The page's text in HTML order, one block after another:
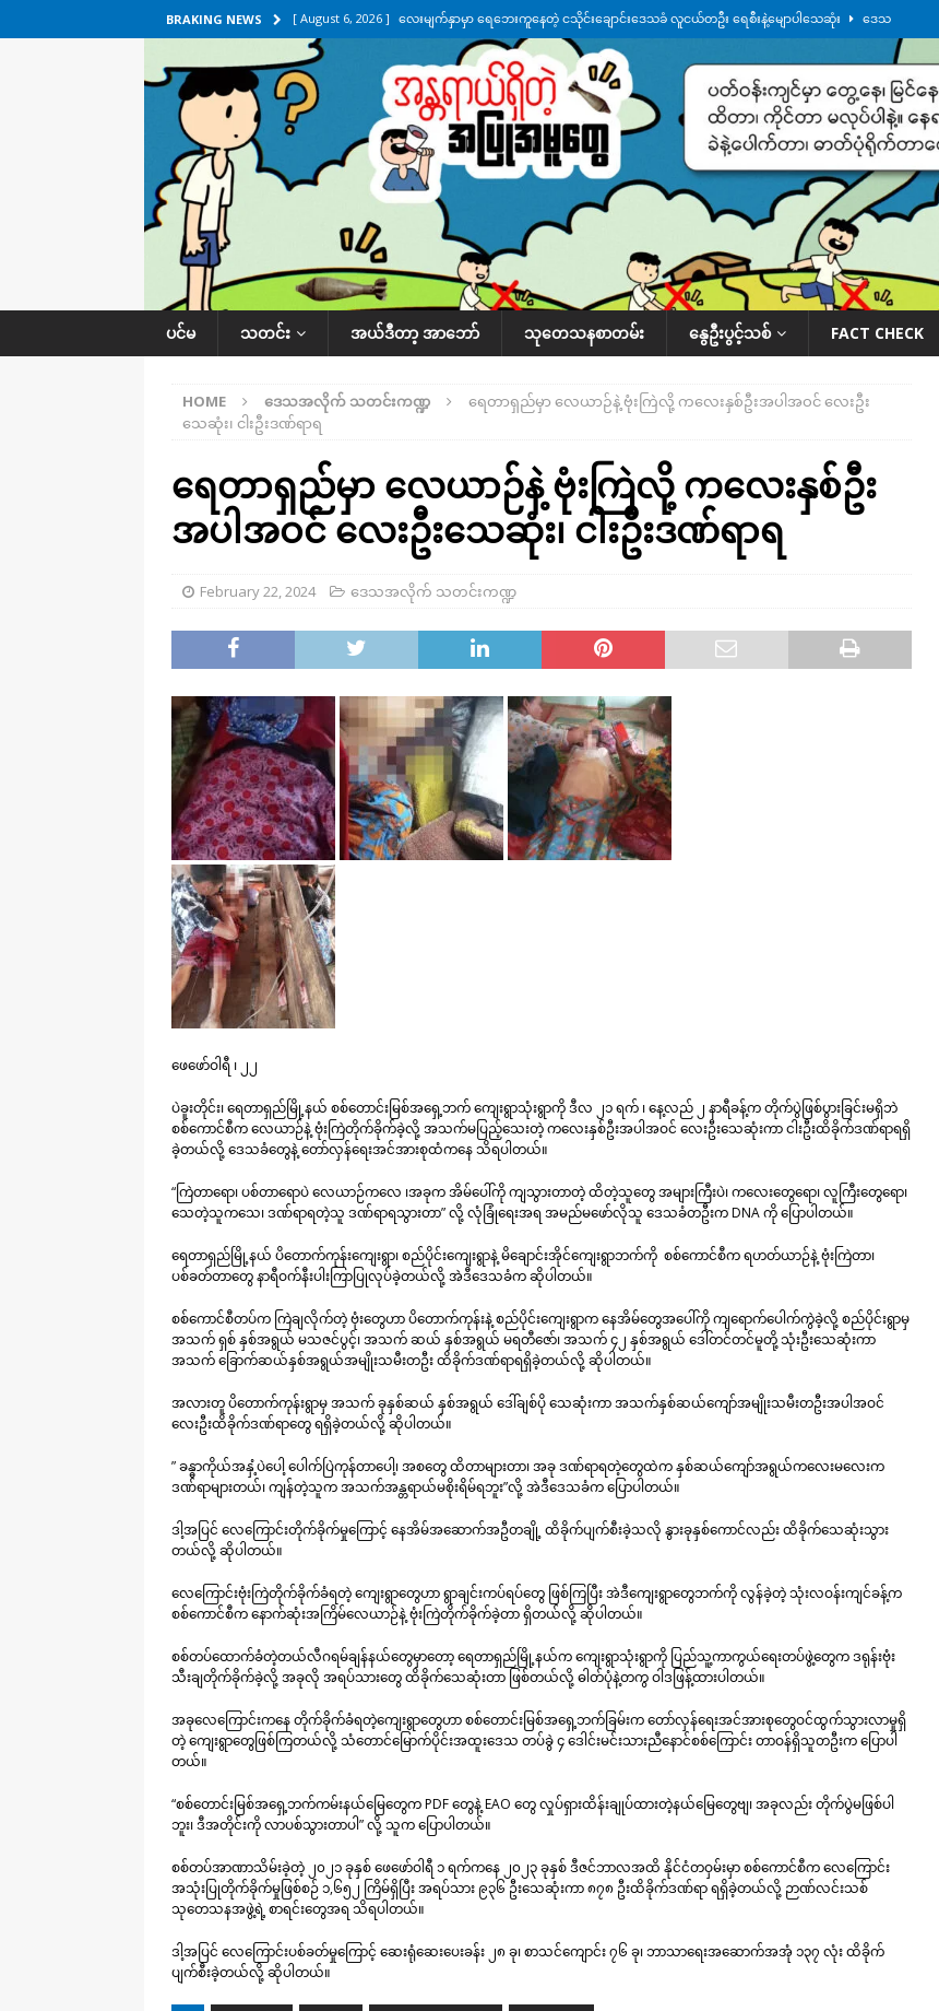
BRAKING NEWS [ August 6, 2026 ] လေးမျက်နှာမှာ ရေဘေးကူနေတဲ့ ငသိုင်းချောင်းဒေသခံ လူငယ်တဦး ရေစီးနဲ့မျောပါသေဆုံး ဒေသ
အလိုက် သတင်းကဏ္ဍ
[ August 6, 2026 ] ရေကြီးနေတဲ့ လေးမျက်နှာမှာ ဖုန်းလိုင်းတွေ ပြတ်တောက်နေ ဒေသအလိုက် သတင်းကဏ္ဍ
[ August 5, 2026 ] ရန်ကုန်မြို့မှာ ကားမှန်ခွဲခံရတာတွေ ဆက်တိုက်ဖြစ် ဒေသအလိုက် သတင်းကဏ္ဍ
[ August 5, 2026 ] ဂျပန်ရဲ့ ဒုံးကျည်စမ်းသပ်မှုကို မြောက်ကိုရီးယား ဝေဖန် နိုင်ငံတကာရေးရာ
[ August 6, 2026 ] တာကျိုးပြီး ခုနှစ်ရက်မြောက်နေ့မှာ ငသိုင်းချောင်းမြို့ကို ရေစတင်ရောက်ရှိ ဒေသအလိုက် သတင်း
ပင်မ သတင်း အယ်ဒီတာ့ အာဘော် သုတေသနစာတမ်း နွေဦးပွင့်သစ် FACT CHECK
HOME ဒေသအလိုက် သတင်းကဏ္ဍ
ရေတာရှည်မှာ လေယာဉ်နဲ့ ဗုံးကြဲလို့ ကလေးနှစ်ဦးအပါအဝင် လေးဦး
သေဆုံး၊ ငါးဦးဒဏ်ရာရ
ရေတာရှည်မှာ လေယာဉ်နဲ့ ဗုံးကြဲလို့ ကလေးနှစ်ဦး
အပါအဝင် လေးဦးသေဆုံး၊ ငါးဦးဒဏ်ရာရ
February 22, 2024 ဒေသအလိုက် သတင်းကဏ္ဍ
ဖေဖော်ဝါရီ ၊ ၂၂
ပဲခူးတိုင်း၊ ရေတာရှည်မြို့နယ် စစ်တောင်းမြစ်အရှေ့ဘက် ကျေးရွာသုံးရွာကို ဒီလ ၂၁ ရက် ၊ နေ့လည် ၂ နာရီခန့်က တိုက်ပွဲဖြစ်ပွားခြင်းမရှိဘဲ
စစ်ကောင်စီက လေယာဉ်နဲ့ ဗုံးကြဲတိုက်ခိုက်ခဲ့လို့ အသက်မပြည့်သေးတဲ့ ကလေးနှစ်ဦးအပါအဝင် လေးဦးသေဆုံးကာ ငါးဦးထိခိုက်ဒဏ်ရာရရှိ
ခဲ့တယ်လို့ ဒေသခံတွေနဲ့ တော်လှန်ရေးအင်အားစုထံကနေ သိရပါတယ်။
“ကြဲတာရော၊ ပစ်တာရောပဲ လေယာဉ်ကလေ ၊အခုက အိမ်ပေါ်ကို ကျသွားတာတဲ့ ထိတဲ့သူတွေ အများကြီးပဲ၊ ကလေးတွေရော၊ လူကြီးတွေရော၊
သေတဲ့သူကသေ၊ ဒဏ်ရာရတဲ့သူ ဒဏ်ရာရသွားတာ” လို့ လုံခြုံရေးအရ အမည်မဖော်လိုသူ ဒေသခံတဦးက DNA ကို ပြောပါတယ်။
ရေတာရှည်မြို့နယ် ပိတောက်ကုန်းကျေးရွာ၊ စည်ပိုင်းကျေးရွာနဲ့ မိချောင်းအိုင်ကျေးရွာဘက်ကို စစ်ကောင်စီက ရဟတ်ယာဉ်နဲ့ ဗုံးကြဲတာ၊
ပစ်ခတ်တာတွေ နာရီဝက်နီးပါးကြာပြုလုပ်ခဲ့တယ်လို့ အဲဒီဒေသခံက ဆိုပါတယ်။
စစ်ကောင်စီတပ်က ကြဲချလိုက်တဲ့ ဗုံးတွေဟာ ပိတောက်ကုန်းနဲ့ စည်ပိုင်းကျေးရွာက နေအိမ်တွေအပေါ်ကို ကျရောက်ပေါက်ကွဲခဲ့လို့ စည်ပိုင်းရွာမှ
အသက် ရှစ် နှစ်အရွယ် မသဇင်ပွင့်၊ အသက် ဆယ် နှစ်အရွယ် မရတီဇော်၊ အသက် ၄၂ နှစ်အရွယ် ဒေါ်တင်တင်မူတို့ သုံးဦးသေဆုံးကာ
အသက် ခြောက်ဆယ်နှစ်အရွယ်အမျိုးသမီးတဦး ထိခိုက်ဒဏ်ရာရရှိခဲ့တယ်လို့ ဆိုပါတယ်။
အလားတူ ပိတောက်ကုန်းရွာမှ အသက် ခုနှစ်ဆယ် နှစ်အရွယ် ဒေါ်ချစ်ပို သေဆုံးကာ အသက်နှစ်ဆယ်ကျော်အမျိုးသမီးတဦးအပါအဝင်
လေးဦးထိခိုက်ဒဏ်ရာတွေ ရရှိခဲ့တယ်လို့ ဆိုပါတယ်။
” ခန္ဓာကိုယ်အနှံ့ပဲပေါ့ ပေါက်ပြဲကုန်တာပေါ့၊ အစတွေ ထိတာများတာ၊ အခု ဒဏ်ရာရတဲ့တွေထဲက နှစ်ဆယ်ကျော်အရွယ်ကလေးမလေးက
ဒဏ်ရာများတယ်၊ ကျန်တဲ့သူက အသက်အန္တရာယ်မစိုးရိမ်ရဘူး”လို့ အဲဒီဒေသခံက ပြောပါတယ်။
ဒါ့အပြင် လေကြောင်းတိုက်ခိုက်မှုကြောင့် နေအိမ်အဆောက်အဦတချို့ ထိခိုက်ပျက်စီးခဲ့သလို နွားခုနှစ်ကောင်လည်း ထိခိုက်သေဆုံးသွား
တယ်လို့ ဆိုပါတယ်။
လေကြောင်းဗုံးကြဲတိုက်ခိုက်ခံရတဲ့ ကျေးရွာတွေဟာ ရွာချင်းကပ်ရပ်တွေ ဖြစ်ကြပြီး အဲဒီကျေးရွာတွေဘက်ကို လွန်ခဲ့တဲ့ သုံးလဝန်းကျင်ခန့်က
စစ်ကောင်စီက နောက်ဆုံးအကြိမ်လေယာဉ်နဲ့ ဗုံးကြဲတိုက်ခိုက်ခဲ့တာ ရှိတယ်လို့ ဆိုပါတယ်။
စစ်တပ်ထောက်ခံတဲ့တယ်လီဂရမ်ချန်နယ်တွေမှာတော့ ရေတာရှည်မြို့နယ်က ကျေးရွာသုံးရွာကို ပြည်သူ့ကာကွယ်ရေးတပ်ဖွဲ့တွေက ဒရုန်းဗုံး
သီးချတိုက်ခိုက်ခဲ့လို့ အခုလို အရပ်သားတွေ ထိခိုက်သေဆုံးတာ ဖြစ်တယ်လို့ ဓါတ်ပုံနဲ့တကွ ဝါဒဖြန့်ထားပါတယ်။
အခုလေကြောင်းကနေ တိုက်ခိုက်ခံရတဲ့ကျေးရွာတွေဟာ စစ်တောင်းမြစ်အရှေ့ဘက်ခြမ်းက တော်လှန်ရေးအင်အားစုတွေဝင်ထွက်သွားလာမှုရှိ
တဲ့ ကျေးရွာတွေဖြစ်ကြတယ်လို့ သံတောင်မြောက်ပိုင်းအထူးဒေသ တပ်ခွဲ ၄ ဒေါင်းမင်းသားညီနောင်စစ်ကြောင်း တာဝန်ရှိသူတဦးက ပြောပါ
တယ်။
“စစ်တောင်းမြစ်အရှေ့ဘက်ကမ်းနယ်မြေတွေက PDF တွေနဲ့ EAO တွေ လှုပ်ရှားထိန်းချုပ်ထားတဲ့နယ်မြေတွေဗျ၊ အခုလည်း တိုက်ပွဲမဖြစ်ပါ
ဘူး၊ ဒီအတိုင်းကို လာပစ်သွားတာပါ” လို့ သူက ပြောပါတယ်။
စစ်တပ်အာဏာသိမ်းခဲ့တဲ့ ၂၀၂၁ ခုနှစ် ဖေဖော်ဝါရီ ၁ ရက်ကနေ ၂၀၂၃ ခုနှစ် ဒီဇင်ဘာလအထိ နိုင်ငံတဝှမ်းမှာ စစ်ကောင်စီက လေကြောင်း
အသုံးပြုတိုက်ခိုက်မှုဖြစ်စဉ် ၁,၆၅၂ ကြိမ်ရှိပြီး အရပ်သား ၉၃၆ ဦးသေဆုံးကာ ၈၇၈ ဦးထိခိုက်ဒဏ်ရာ ရရှိခဲ့တယ်လို့ ဉာဏ်လင်းသစ်
သုတေသနအဖွဲ့ရဲ့ စာရင်းတွေအရ သိရပါတယ်။
ဒါ့အပြင် လေကြောင်းပစ်ခတ်မှုကြောင့် ဆေးရုံဆေးပေးခန်း ၂၈ ခု၊ စာသင်ကျောင်း ၇၆ ခု၊ ဘာသာရေးအဆောက်အအုံ ၁၃၇ လုံး ထိခိုက်
ပျက်စီးခဲ့တယ်လို့ ဆိုပါတယ်။